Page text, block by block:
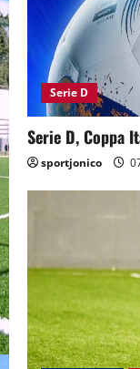
Serie D
Serie D, Coppa
sportjonico